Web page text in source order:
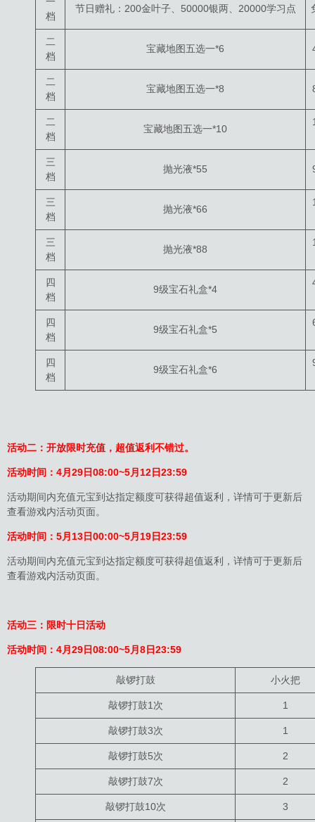
档
节日赠礼：200金叶子、50000银两、20000学习点
二
档
宝藏地图五选一*6
二
档
宝藏地图五选一*8
二
档
宝藏地图五选一*10
三
档
抛光液*55
三
档
抛光液*66
三
档
抛光液*88
四
档
9级宝石礼盒*4
四
档
9级宝石礼盒*5
四
档
9级宝石礼盒*6
活动二：开放限时充值，超值返利不错过。
活动时间：4月29日08:00~5月12日23:59
活动期间内充值元宝到达指定额度可获得超值返利，详情可于更新后
查看游戏内活动页面。
活动时间：5月13日00:00~5月19日23:59
活动期间内充值元宝到达指定额度可获得超值返利，详情可于更新后
查看游戏内活动页面。
活动三：限时十日活动
活动时间： 4月29日08:00~5月8日23:59
敲锣打鼓 小火把
敲锣打鼓1次 1
敲锣打鼓3次 1
敲锣打鼓5次 2
敲锣打鼓7次 2
敲锣打鼓10次 3